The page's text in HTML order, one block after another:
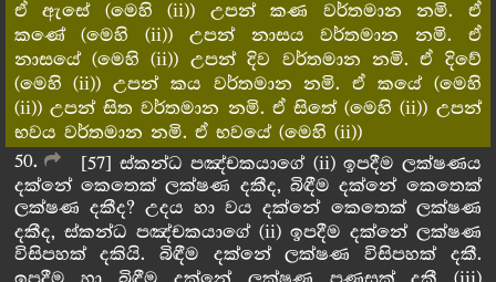
ඒ ඇසේ (මෙහි (ii)) උපන් කණ වර්තමාන නමි. ඒ
කණේ (මෙහි (ii)) උපන් නාසය වර්තමාන නමි. ඒ
නාසයේ (මෙහි (ii)) උපන් දිව වර්තමාන නමි. ඒ දිවේ
(මෙහි (ii)) උපන් කය වර්තමාන නමි. ඒ කයේ (මෙහි
(ii)) උපන් සිත වර්තමාන නමි. ඒ සිතේ (මෙහි (ii)) උපන්
භවය වර්තමාන නමි. ඒ භවයේ (මෙහි (ii))
50
[57] ස්කන්ධ පඤ්චකයාගේ (ii) ඉපදීම ලක්ෂණය
දක්නේ කෙතෙක් ලක්ෂණ දකීද, බිඳීම දක්නේ කෙතෙක්
ලක්ෂණ දකීද? උදය හා වය දක්නේ කෙතෙක් ලක්ෂණ
දකීද, ස්කන්ධ පඤ්චකයාගේ (ii) ඉපදීම දක්නේ ලක්ෂණ
විසිපහක් දකියි. බිඳීම දක්නේ ලක්ෂණ විසිපහක් දකී.